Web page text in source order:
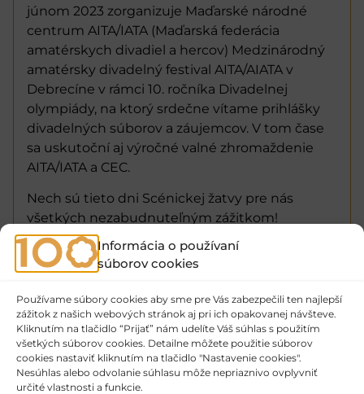
Informácia o používaní
súborov cookies
Používame súbory cookies aby sme pre Vás zabezpečili ten najlepší
zážitok z našich webových stránok aj pri ich opakovanej návšteve.
Kliknutím na tlačidlo “Prijať” nám udelíte Váš súhlas s použitím
všetkých súborov cookies. Detailne môžete použitie súborov
cookies nastaviť kliknutím na tlačidlo "Nastavenie cookies".
Nesúhlas alebo odvolanie súhlasu môže nepriaznivo ovplyvniť
určité vlastnosti a funkcie.
júnom 2023 zorganizuje Maďarské národné
centrum AITA/IATA (Maďarská federácia
amatérskych divadiel a hercov) Medzinárodný
amatérsky divadelný festival AITA/AIATA v
Debrecíne v rámci 10. ročníka Divadelnej
olympiády, na ktorý srdečne vítame prihlášky
divadelných súborov a záujemcov. V tom čase
sa uskutoční aj výročné valné zhromaždenie
AITA/IATA a CEC.
Nech sú tieto dni Scénickej žatvy pre nás
všetkých nezabudnuteľným zážitkom!
János Regős
divadiel a hercov
člen organizačného výboru Medzinárodného
festivalu amatérskeho divadla AITA/AIATA 2023 v
Debrecíne